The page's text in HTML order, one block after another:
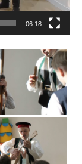
06:18